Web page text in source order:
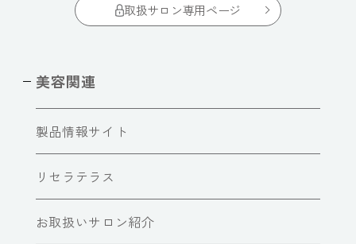
取扱サロン専用ページ
美容関連
製品情報サイト
リセラテラス
お取扱いサロン紹介